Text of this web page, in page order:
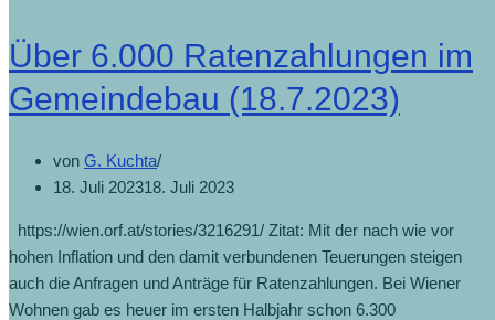
Über 6.000 Ratenzahlungen im
Gemeindebau (18.7.2023)
von G. Kuchta
18. Juli 202318. Juli 2023
https://wien.orf.at/stories/3216291/ Zitat: Mit der nach wie vor
hohen Inflation und den damit verbundenen Teuerungen steigen
auch die Anfragen und Anträge für Ratenzahlungen. Bei Wiener
Wohnen gab es heuer im ersten Halbjahr schon 6.300